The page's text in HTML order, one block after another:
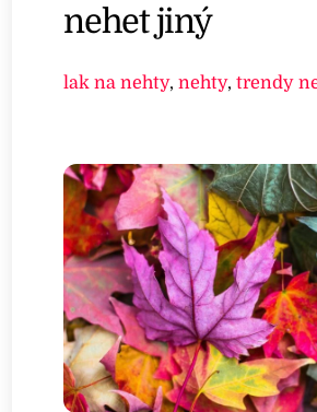
nehet jiný
lak na nehty,nehty,trendy